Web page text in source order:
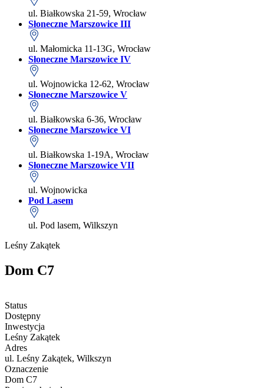
ul. Białkowska 21-59, Wrocław
Słoneczne Marszowice III
ul. Małomicka 11-13G, Wrocław
Słoneczne Marszowice IV
ul. Wojnowicka 12-62, Wrocław
Słoneczne Marszowice V
ul. Białkowska 6-36, Wrocław
Słoneczne Marszowice VI
ul. Białkowska 1-19A, Wrocław
Słoneczne Marszowice VII
ul. Wojnowicka
Pod Lasem
ul. Pod lasem, Wilkszyn
Leśny Zakątek
Dom C7
Status
Dostępny
Inwestycja
Leśny Zakątek
Adres
ul. Leśny Zakątek, Wilkszyn
Oznaczenie
Dom C7